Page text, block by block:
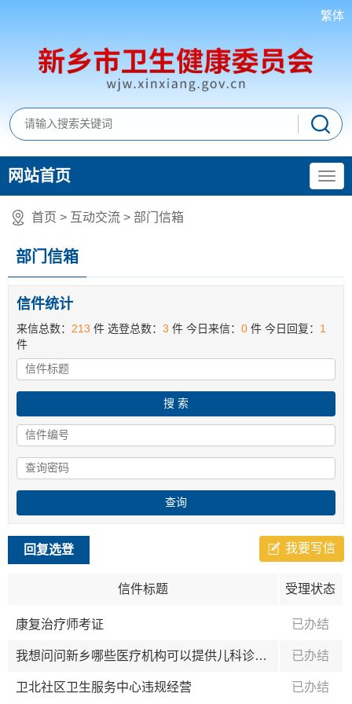
繁体
网站首页
首页 > 互动交流 > 部门信箱
部门信箱
信件统计
来信总数： 213 件 选登总数： 3 件 今日来信： 0 件 今日回复： 1
件
回复选登 我要写信
信件标题 受理状态
康复治疗师考证 已办结
我想问问新乡哪些医疗机构可以提供儿科诊疗服务 已办结
卫北社区卫生服务中心违规经营 已办结